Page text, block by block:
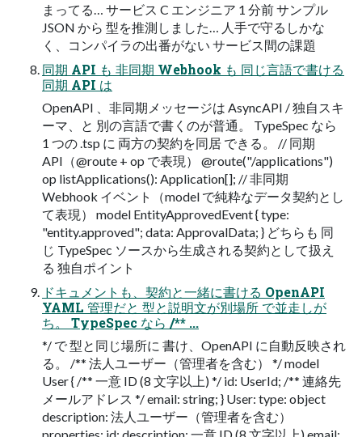
まってる… サービス C エンジニア 1 分前 サンプル
JSON から 型を推測しました… 人手で守るしかな
く、コンパイラの出番がない サービス間の課題
同期 API も 非同期 Webhook も 同じ言語で書ける
同期 API は
OpenAPI 、非同期メッセージは AsyncAPI / 独自スキ
ーマ、と 別の言語で書くのが普通。 TypeSpec なら
1 つの .tsp に 両方の契約を同居 できる。 // 同期
API（@route + op で表現） @route("/applications")
op listApplications(): Application[]; // 非同期
Webhook イベント（model で純粋なデータ契約とし
て表現） model EntityApprovedEvent { type:
"entity.approved"; data: ApprovalData; } どちらも 同
じ TypeSpec ソースから生成される契約として扱え
る 独自ポイント
ドキュメントも、契約と一緒に書ける OpenAPI
YAML 管理だと 型と説明文が別場所 で並走しが
ち。 TypeSpec なら /** ...
*/ で 型と同じ場所に 書け、OpenAPI に自動反映され
る。 /** 法人ユーザー（管理者を含む） */ model
User { /** 一意 ID (8 文字以上) */ id: UserId; /** 連絡先
メールアドレス */ email: string; } User: type: object
description: 法人ユーザー（管理者を含む）